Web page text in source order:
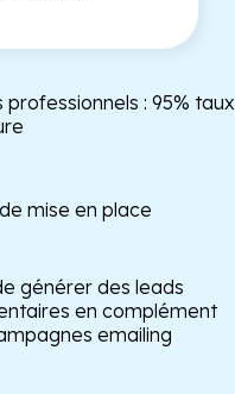
professionnels : 95% taux
mise en place
générer des leads
en complément
emailing